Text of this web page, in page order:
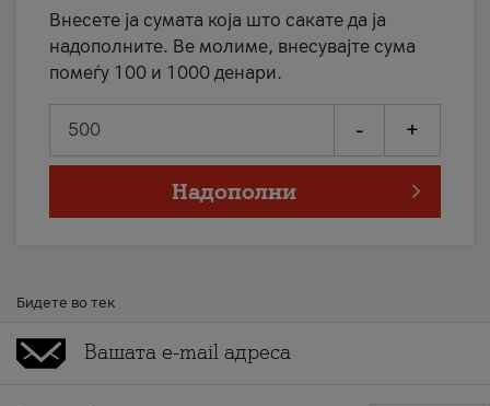
Внесете ја сумата која што сакате да ја
надополните. Ве молиме, внесувајте сума
помеѓу 100 и 1000 денари.
- +
Надополни
Бидете во тек